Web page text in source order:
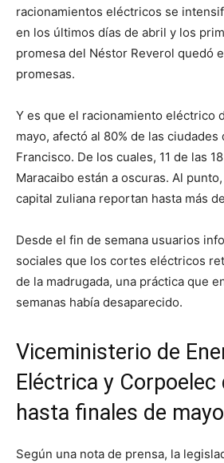
racionamientos eléctricos se
en los últimos días de abril y los
promesa del Néstor Reverol quedó
promesas.
Y es que el racionamiento eléctrico
mayo, afectó al 80% de las ciudades
Francisco. De los cuales, 11 de las
Maracaibo están a oscuras. Al
capital zuliana reportan hasta más
Desde el fin de semana usuarios
sociales que los cortes eléctricos
de la madrugada, una práctica que
semanas había desaparecido.
Viceministerio de
Eléctrica y Corpoelec
hasta finales de mayo
Según una nota de prensa, la